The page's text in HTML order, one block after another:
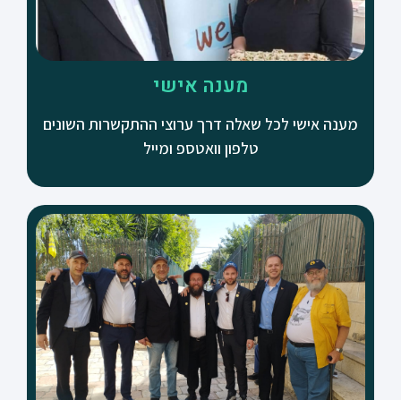
מענה אישי
מענה אישי לכל שאלה דרך ערוצי ההתקשרות השונים
טלפון וואטספ ומייל